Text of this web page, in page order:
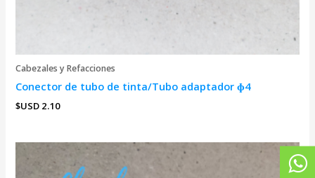
Cabezales y Refacciones
Conector de tubo de tinta/Tubo adaptador ɸ4
$USD 2.10